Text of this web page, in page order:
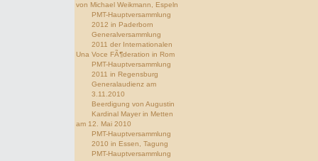
von Michael Weikmann, Espeln
PMT-Hauptversammlung
2012 in Paderborn
Generalversammlung
2011 der Internationalen
Una Voce FÃ¶deration in Rom
PMT-Hauptversammlung
2011 in Regensburg
Generalaudienz am
3.11.2010
Beerdigung von Augustin
Kardinal Mayer in Metten
am 12. Mai 2010
PMT-Hauptversammlung
2010 in Essen, Tagung
PMT-Hauptversammlung